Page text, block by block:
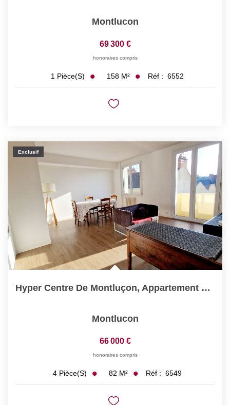
Montlucon
69 300 €
honoraires compris
1 Pièce(s) 158 M² Réf : 6552
Exclusif
Hyper Centre De Montluçon, Appartement F4 (82 M²)
Montlucon
66 000 €
honoraires compris
4 Pièce(s) 82 M² Réf : 6549